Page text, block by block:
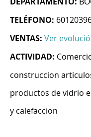
TELÉFONO:
VENTAS: Ver
ACTIVIDAD:
construccion
productos de vidrio
y calefaccion